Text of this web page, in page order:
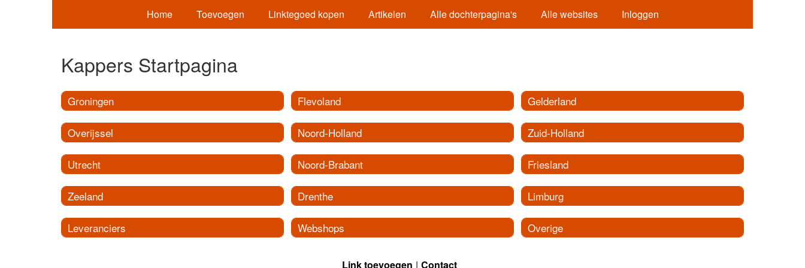
Home Toevoegen Linktegoed kopen Artikelen Alle dochterpagina's Alle websites Inloggen
Kappers Startpagina
Groningen
Overijssel
Utrecht
Zeeland
Leveranciers
Flevoland
Noord-Holland
Noord-Brabant
Drenthe
Webshops
Gelderland
Zuid-Holland
Friesland
Limburg
Overige
Link toevoegen Contact